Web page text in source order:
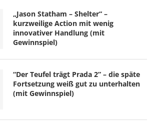
„Jason Statham – Shelter“ –
kurzweilige Action mit wenig
innovativer Handlung (mit
Gewinnspiel)
“Der Teufel trägt Prada 2” – die späte
Fortsetzung weiß gut zu unterhalten
(mit Gewinnspiel)